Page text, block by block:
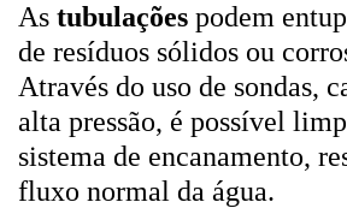
As tubulações podem
de resíduos sólidos ou
Através do uso de sondas,
alta pressão, é possível
sistema de encanamento,
fluxo normal da água.